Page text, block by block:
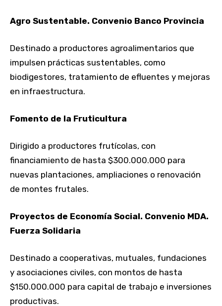
Agro Sustentable. Convenio Banco Provincia
Destinado a productores agroalimentarios que
impulsen prácticas sustentables, como
biodigestores, tratamiento de efluentes y mejoras
en infraestructura.
Fomento de la Fruticultura
Dirigido a productores frutícolas, con
financiamiento de hasta $300.000.000 para
nuevas plantaciones, ampliaciones o renovación
de montes frutales.
Proyectos de Economía Social. Convenio MDA.
Fuerza Solidaria
Destinado a cooperativas, mutuales, fundaciones
y asociaciones civiles, con montos de hasta
$150.000.000 para capital de trabajo e inversiones
productivas.